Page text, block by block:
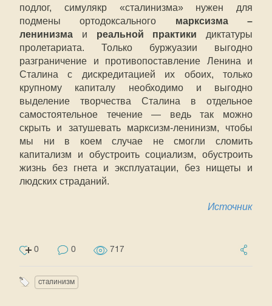
подлог, симулякр «сталинизма» нужен для
подмены ортодоксального марксизма –
ленинизма и реальной практики диктатуры
пролетариата. Только буржуазии выгодно
разграничение и противопоставление Ленина и
Сталина с дискредитацией их обоих, только
крупному капиталу необходимо и выгодно
выделение творчества Сталина в отдельное
самостоятельное течение — ведь так можно
скрыть и затушевать марксизм-ленинизм, чтобы
мы ни в коем случае не смогли сломить
капитализм и обустроить социализм, обустроить
жизнь без гнета и эксплуатации, без нищеты и
людских страданий.
Источник
0 0 717
сталинизм